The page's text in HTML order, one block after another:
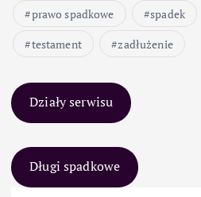
prawo spadkowe
spadek
testament
zadłużenie
Działy serwisu
Długi spadkowe